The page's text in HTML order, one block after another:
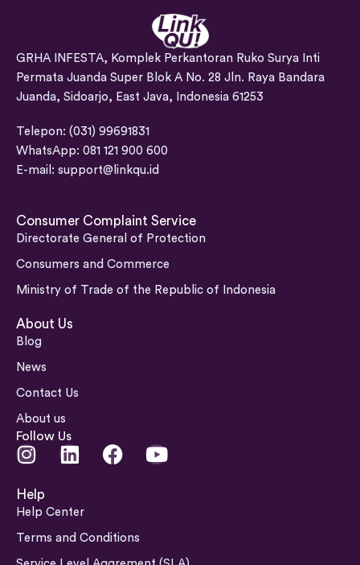
GRHA INFESTA, Komplek Perkantoran Ruko Surya Inti
Permata Juanda Super Blok A No. 28 Jln. Raya Bandara
Juanda, Sidoarjo, East Java, Indonesia 61253
Telepon: (031) 99691831
WhatsApp: 081 121 900 600
E-mail: support@linkqu.id
Consumer Complaint Service
Directorate General of Protection
Consumers and Commerce
Ministry of Trade of the Republic of Indonesia
About Us
Blog
News
Contact Us
About us
Follow Us
I
s
t
a
L
k
e
F
b
Y
b
Help
Help Center
Terms and Conditions